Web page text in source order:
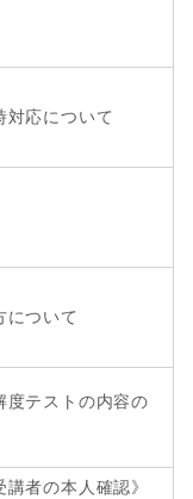
対応について
について
度テストの内容の
講者の本人確認》